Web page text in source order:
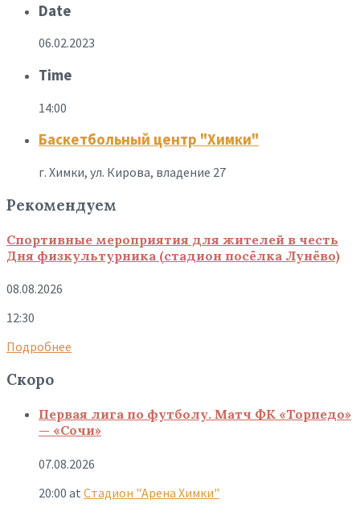
Date
06.02.2023
Time
14:00
Баскетбольный центр "Химки"
г. Химки, ул. Кирова, владение 27
Рекомендуем
Спортивные мероприятия для жителей в честь
Дня физкультурника (стадион посёлка Лунёво)
08.08.2026
12:30
Подробнее
Скоро
Первая лига по футболу. Матч ФК «Торпедо»
— «Сочи»
07.08.2026
20:00 at Стадион "Арена Химки"